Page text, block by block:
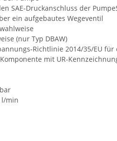
SAE-Druckanschluss der
ein aufgebautes Wegeventil
(nur Typ DBAW)
Richtlinie 2014/35/EU für
mit UR-
l/min